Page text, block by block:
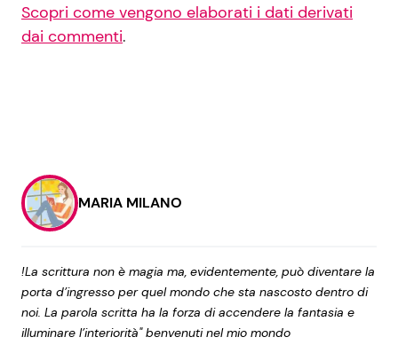
Scopri come vengono elaborati i dati derivati
dai commenti.
MARIA MILANO
!La scrittura non è magia ma, evidentemente, può diventare la
porta d’ingresso per quel mondo che sta nascosto dentro di
noi. La parola scritta ha la forza di accendere la fantasia e
illuminare l’interiorità" benvenuti nel mio mondo